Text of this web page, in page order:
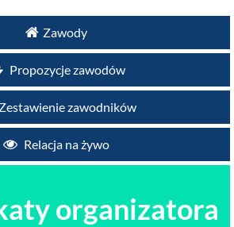
Zawody
Propozycje zawodów
Zestawienie zawodników
Relacja na żywo
organizatora